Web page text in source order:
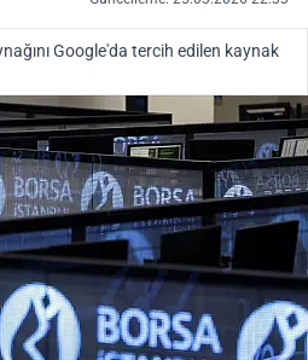
Google'da tercih edilen kaynak